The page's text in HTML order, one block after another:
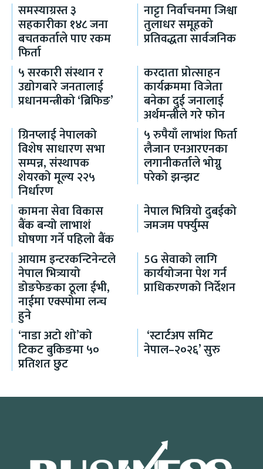
समस्याग्रस्त ३
सहकारीका १४८ जना
बचतकर्ताले पाए रकम
फिर्ता
नाट्टा निर्वाचनमा जिश्वा
तुलाधर समूहको
प्रतिवद्धता सार्वजनिक
५ सरकारी संस्थान र
उद्योगबारे जनतालाई
प्रधानमन्त्रीको ‘ब्रिफिङ’
करदाता प्रोत्साहन
कार्यक्रममा विजेता
बनेका दुई जनालाई
अर्थमन्त्रीले गरे फोन
ग्रिनप्लाई नेपालको
विशेष साधारण सभा
सम्पन्न, संस्थापक
शेयरको मूल्य २२५
निर्धारण
५ रुपैयाँ लाभांश फिर्ता
लैजान एनआरएनका
लगानीकर्ताले भोग्नु
परेको झन्झट
कामना सेवा विकास
बैंक बन्यो लाभाशं
घोषणा गर्ने पहिलो बैंक
नेपाल भित्रियो दुबईको
जमजम पर्फ्युम्स
आयाम इन्टरकन्टिनेन्टले
नेपाल भित्र्यायो
डोङफेङका ठूला ईभी,
नाईमा एक्स्पोमा लन्च
हुने
5G सेवाको लागि
कार्ययोजना पेश गर्न
प्राधिकरणको निर्देशन
‘नाडा अटो शो’को
टिकट बुकिङमा ५०
प्रतिशत छुट
‘स्टार्टअप समिट
नेपाल–२०२६’ सुरु